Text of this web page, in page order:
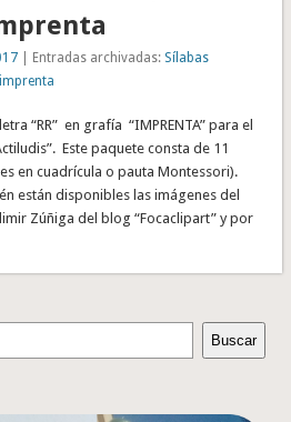
| Entradas archivadas: Sílabas
“RR” en grafía “IMPRENTA” para el
Este paquete consta de 11
en cuadrícula o pauta Montessori).
están disponibles las imágenes del
Zúñiga del blog “Focaclipart” y por
Buscar